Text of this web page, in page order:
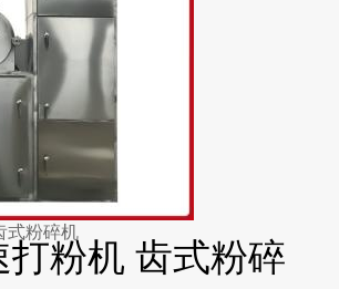
式粉碎机
打粉机 齿式粉碎